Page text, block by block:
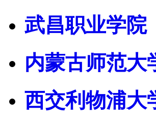
武昌职业学院
内蒙古师范大
西交利物浦大